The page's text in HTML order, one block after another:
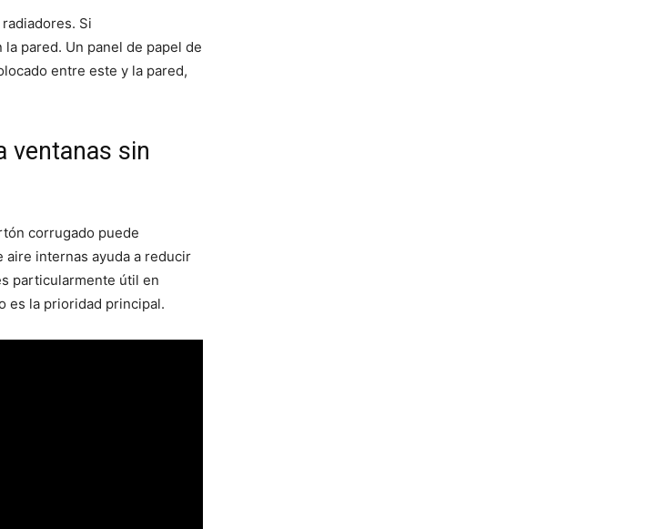
Si
pared. Un panel de papel de
entre este y la pared,
ventanas sin
corrugado puede
aire internas ayuda a reducir
particularmente útil en
es la prioridad principal.